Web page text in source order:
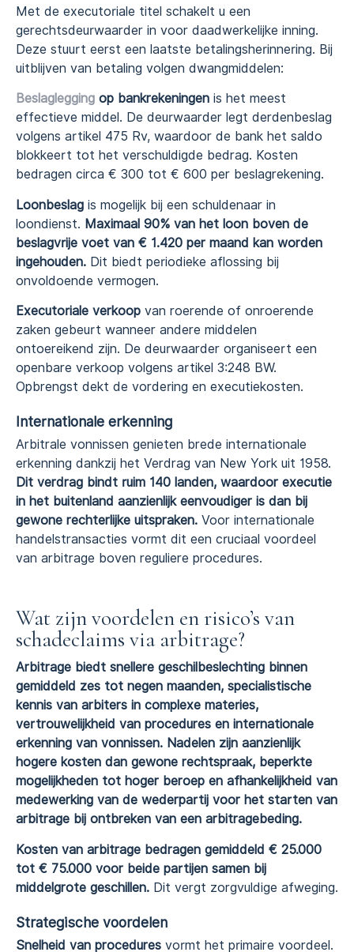
Met de executoriale titel schakelt u een
gerechtsdeurwaarder in voor daadwerkelijke inning.
Deze stuurt eerst een laatste betalingsherinnering. Bij
uitblijven van betaling volgen dwangmiddelen:
Beslaglegging op bankrekeningen is het meest
effectieve middel. De deurwaarder legt derdenbeslag
volgens artikel 475 Rv, waardoor de bank het saldo
blokkeert tot het verschuldigde bedrag. Kosten
bedragen circa € 300 tot € 600 per beslagrekening.
Loonbeslag is mogelijk bij een schuldenaar in
loondienst. Maximaal 90% van het loon boven de
beslagvrije voet van € 1.420 per maand kan worden
ingehouden. Dit biedt periodieke aflossing bij
onvoldoende vermogen.
Executoriale verkoop van roerende of onroerende
zaken gebeurt wanneer andere middelen
ontoereikend zijn. De deurwaarder organiseert een
openbare verkoop volgens artikel 3:248 BW.
Opbrengst dekt de vordering en executiekosten.
Internationale erkenning
Arbitrale vonnissen genieten brede internationale
erkenning dankzij het Verdrag van New York uit 1958.
Dit verdrag bindt ruim 140 landen, waardoor executie
in het buitenland aanzienlijk eenvoudiger is dan bij
gewone rechterlijke uitspraken. Voor internationale
handelstransacties vormt dit een cruciaal voordeel
van arbitrage boven reguliere procedures.
Wat zijn voordelen en risico’s van
schadeclaims via arbitrage?
Arbitrage biedt snellere geschilbeslechting binnen
gemiddeld zes tot negen maanden, specialistische
kennis van arbiters in complexe materies,
vertrouwelijkheid van procedures en internationale
erkenning van vonnissen. Nadelen zijn aanzienlijk
hogere kosten dan gewone rechtspraak, beperkte
mogelijkheden tot hoger beroep en afhankelijkheid van
medewerking van de wederpartij voor het starten van
arbitrage bij ontbreken van een arbitragebeding.
Kosten van arbitrage bedragen gemiddeld € 25.000
tot € 75.000 voor beide partijen samen bij
middelgrote geschillen. Dit vergt zorgvuldige afweging.
Strategische voordelen
Snelheid van procedures vormt het primaire voordeel.